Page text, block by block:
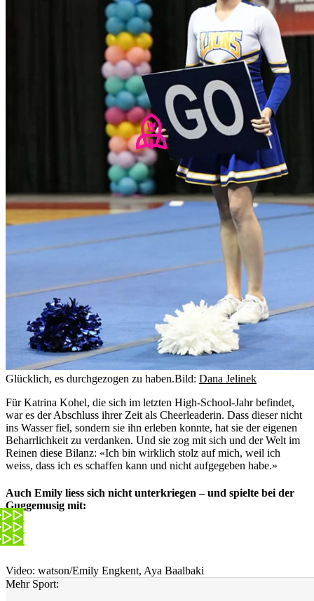
Glücklich, es durchgezogen zu haben.Bild: Dana Jelinek
Für Katrina Kohel, die sich im letzten High-School-Jahr befindet,
war es der Abschluss ihrer Zeit als Cheerleaderin. Dass dieser nicht
ins Wasser fiel, sondern sie ihn erleben konnte, hat sie der eigenen
Beharrlichkeit zu verdanken. Und sie zog mit sich und der Welt im
Reinen diese Bilanz: «Ich bin wirklich stolz auf mich, weil ich
weiss, dass ich es schaffen kann und nicht aufgegeben habe.»
Auch Emily liess sich nicht unterkriegen – und spielte bei der
Guggemusig mit:
Video: watson/Emily Engkent, Aya Baalbaki
Mehr Sport: